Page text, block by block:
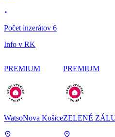
Počet inzerátov 6
Info v RK
PREMIUM
WatsoNova Košice
PREMIUM
ZELENÉ